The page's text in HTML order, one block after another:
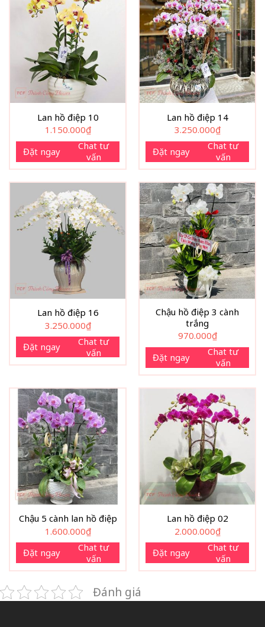
Lan hồ điệp 10
1.150.000₫
Đặt ngay
Chat tư
vấn
Lan hồ điệp 14
3.250.000₫
Đặt ngay
Chat tư
vấn
Lan hồ điệp 16
3.250.000₫
Đặt ngay
Chat tư
vấn
Chậu hồ điệp 3 cành
trắng
970.000₫
Đặt ngay
Chat tư
vấn
Chậu 5 cành lan hồ điệp
1.600.000₫
Đặt ngay
Chat tư
vấn
Lan hồ điệp 02
2.000.000₫
Đặt ngay
Chat tư
vấn
Đánh giá